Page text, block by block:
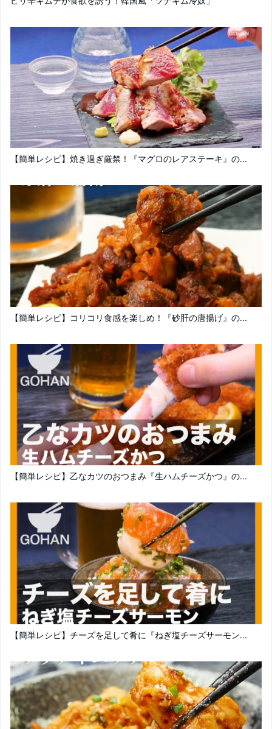
【簡単レシピ】焼き過ぎ厳禁！『マグロのレアステーキ』の...
【簡単レシピ】コリコリ食感を楽しめ！『砂肝の唐揚げ』の...
【簡単レシピ】乙なカツのおつまみ『生ハムチーズかつ』の...
【簡単レシピ】チーズを足して肴に『ねぎ塩チーズサーモン...